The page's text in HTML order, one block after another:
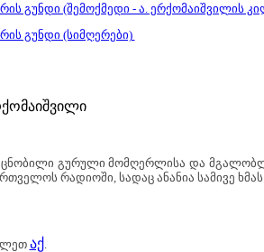
გუნდი (შემოქმედი - ა. ერქომაიშვილის
გუნდი (სიმღერები)
ცნობილი გურული მომღერლისა და
რადიოში, სადაც ანანია სამივე
აქ .